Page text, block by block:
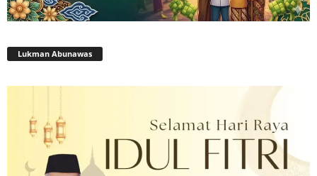
Lukman Abunawas